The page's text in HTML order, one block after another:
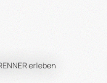
technischen
erleben